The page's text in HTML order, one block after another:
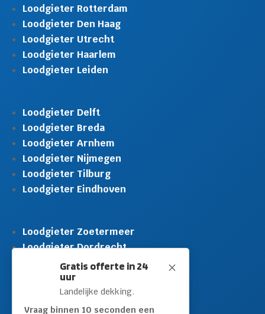
M
Gratis offerte in 24
uur
Landelijke dekking.
Vraag binnen 10 seconden een
Loodgieter Rotterdam
Loodgieter Den Haag
Loodgieter Utrecht
Loodgieter Haarlem
Loodgieter Leiden
Loodgieter Delft
Loodgieter Breda
Loodgieter Arnhem
Loodgieter Nijmegen
Loodgieter Tilburg
Loodgieter Eindhoven
Loodgieter Zoetermeer
Loodgieter Dordrecht
Loodgieter Rijswijk
Loodgieter Schiedam
Loodgieter Leidschendam
Loodgieter Hilversum